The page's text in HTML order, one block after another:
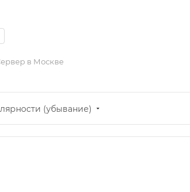
в Москве
(убывание)